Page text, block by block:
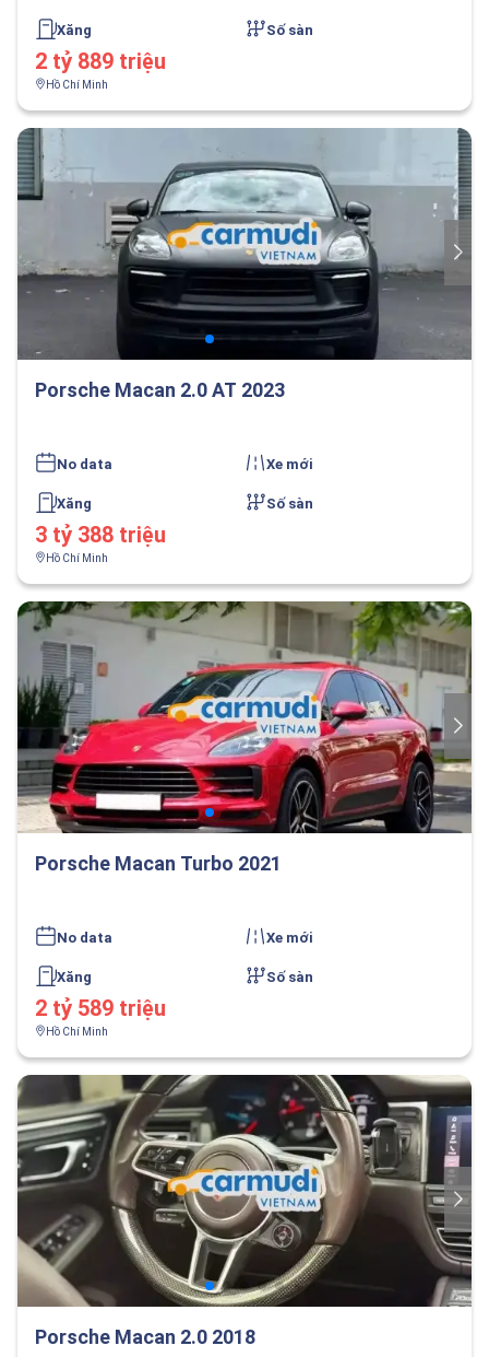
Xăng Số sàn
2 tỷ 889 triệu
Hồ Chí Minh
Porsche Macan 2.0 AT 2023
No data Xe mới
Xăng Số sàn
3 tỷ 388 triệu
Hồ Chí Minh
Porsche Macan Turbo 2021
No data Xe mới
Xăng Số sàn
2 tỷ 589 triệu
Hồ Chí Minh
Porsche Macan 2.0 2018